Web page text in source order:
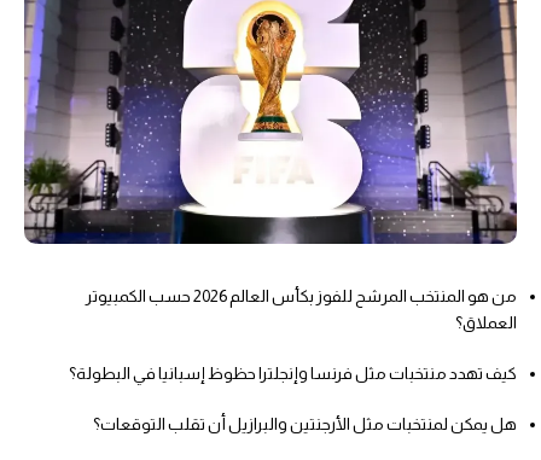
من هو المنتخب المرشح للفوز بكأس العالم 2026 حسب الكمبيوتر
العملاق؟
كيف تهدد منتخبات مثل فرنسا وإنجلترا حظوظ إسبانيا في البطولة؟
هل يمكن لمنتخبات مثل الأرجنتين والبرازيل أن تقلب التوقعات؟